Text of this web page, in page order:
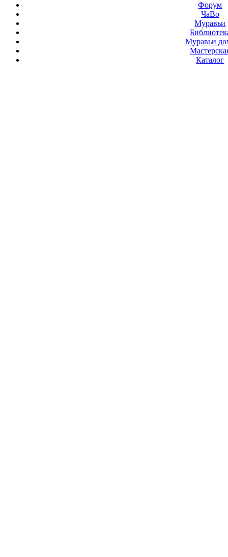
Форум
ЧаВо
Муравьи
Муравьи
Каталог